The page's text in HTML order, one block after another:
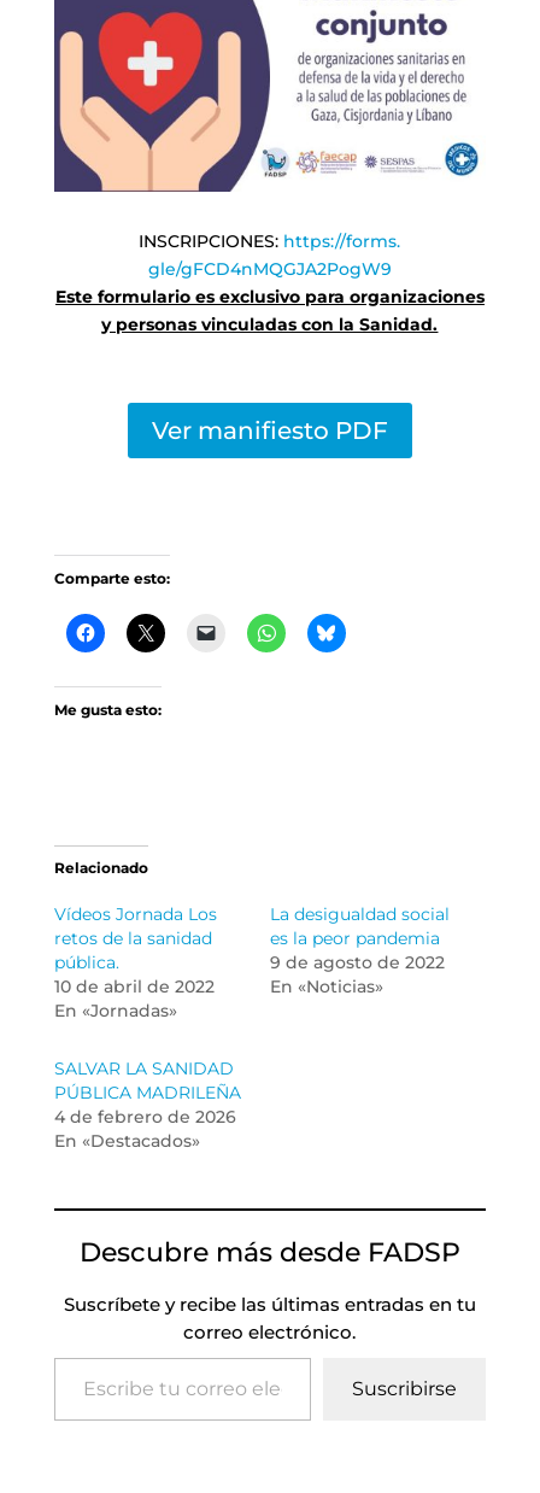
INSCRIPCIONES: https://forms.
gle/gFCD4nMQGJA2PogW9
Este formulario es exclusivo para organizaciones
y personas vinculadas con la Sanidad.
Ver manifiesto PDF
Comparte esto:
Me gusta esto:
Relacionado
Vídeos Jornada Los
retos de la sanidad
pública.
10 de abril de 2022
En «Jornadas»
La desigualdad social
es la peor pandemia
9 de agosto de 2022
En «Noticias»
SALVAR LA SANIDAD
PÚBLICA MADRILEÑA
4 de febrero de 2026
En «Destacados»
Descubre más desde FADSP
Suscríbete y recibe las últimas entradas en tu
correo electrónico.
Escribe tu correo electrónico…
Suscribirse